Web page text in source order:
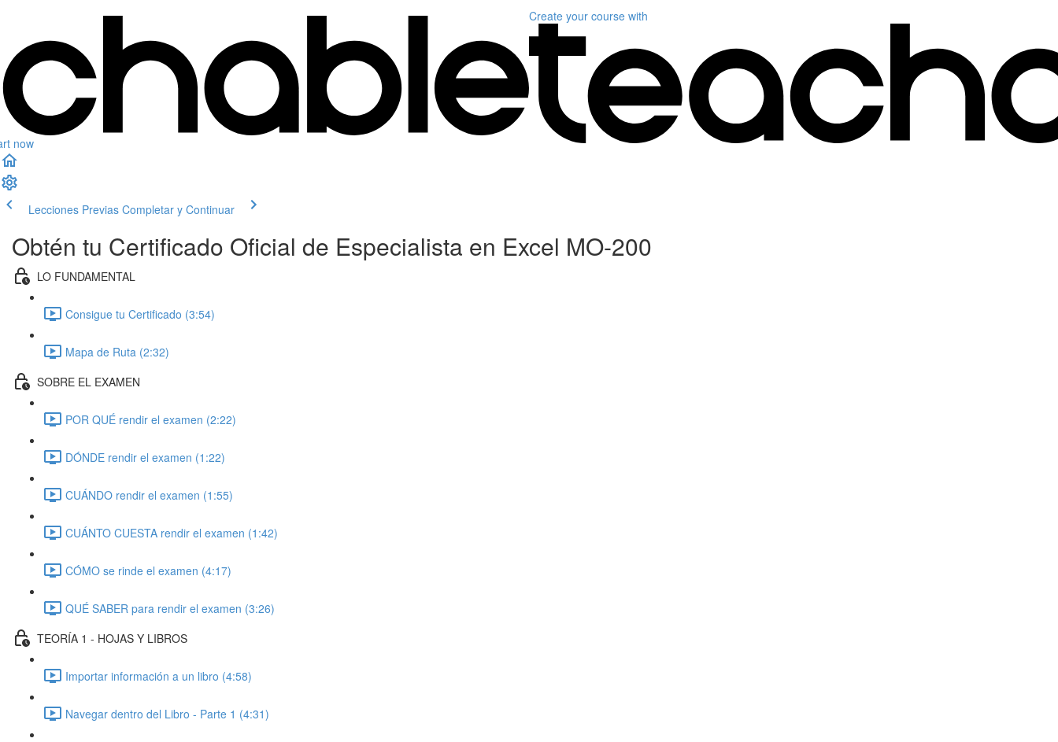
now
Create your course with
Lecciones Previas Completar y Continuar
Obtén tu Certificado Oficial de Especialista en Excel MO-200
LO FUNDAMENTAL
Consigue tu Certificado (3:54)
Mapa de Ruta (2:32)
SOBRE EL EXAMEN
POR QUÉ rendir el examen (2:22)
DÓNDE rendir el examen (1:22)
CUÁNDO rendir el examen (1:55)
CUÁNTO CUESTA rendir el examen (1:42)
CÓMO se rinde el examen (4:17)
QUÉ SABER para rendir el examen (3:26)
TEORÍA 1 - HOJAS Y LIBROS
Importar información a un libro (4:58)
Navegar dentro del Libro - Parte 1 (4:31)